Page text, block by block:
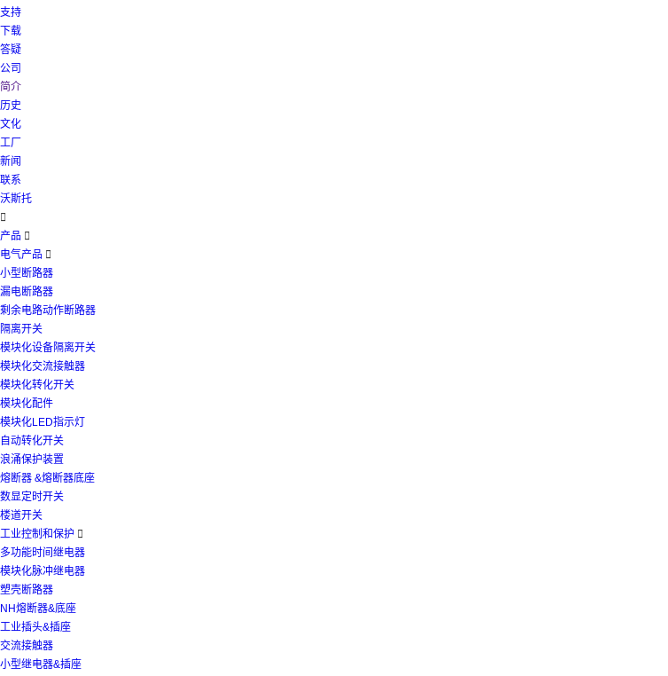
支持
下载
答疑
公司
简介
历史
文化
工厂
新闻
联系
沃斯托

产品 
电气产品 
小型断路器
漏电断路器
剩余电路动作断路器
隔离开关
模块化设备隔离开关
模块化交流接触器
模块化转化开关
模块化配件
模块化LED指示灯
自动转化开关
浪涌保护装置
熔断器 &熔断器底座
数显定时开关
楼道开关
工业控制和保护 
多功能时间继电器
模块化脉冲继电器
塑壳断路器
NH熔断器&底座
工业插头&插座
交流接触器
小型继电器&插座